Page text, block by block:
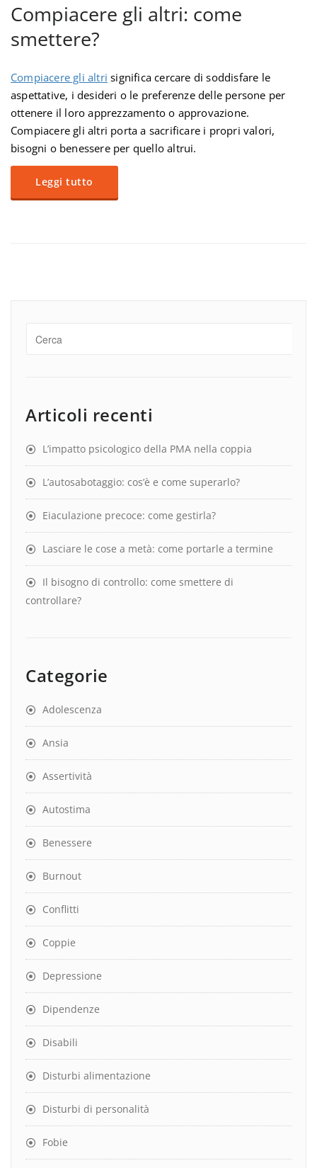
Compiacere gli altri: come
smettere?
Compiacere gli altri significa cercare di soddisfare le
aspettative, i desideri o le preferenze delle persone per
ottenere il loro apprezzamento o approvazione.
Compiacere gli altri porta a sacrificare i propri valori,
bisogni o benessere per quello altrui.
Leggi tutto
Articoli recenti
L’impatto psicologico della PMA nella coppia
L’autosabotaggio: cos’è e come superarlo?
Eiaculazione precoce: come gestirla?
Lasciare le cose a metà: come portarle a termine
Il bisogno di controllo: come smettere di
controllare?
Categorie
Adolescenza
Ansia
Assertività
Autostima
Benessere
Burnout
Conflitti
Coppie
Depressione
Dipendenze
Disabili
Disturbi alimentazione
Disturbi di personalità
Fobie